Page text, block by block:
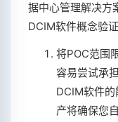
据中心管理解决方
DCIM软件概念验
将POC范围
容易尝试承
DCIM软件
产将确保您